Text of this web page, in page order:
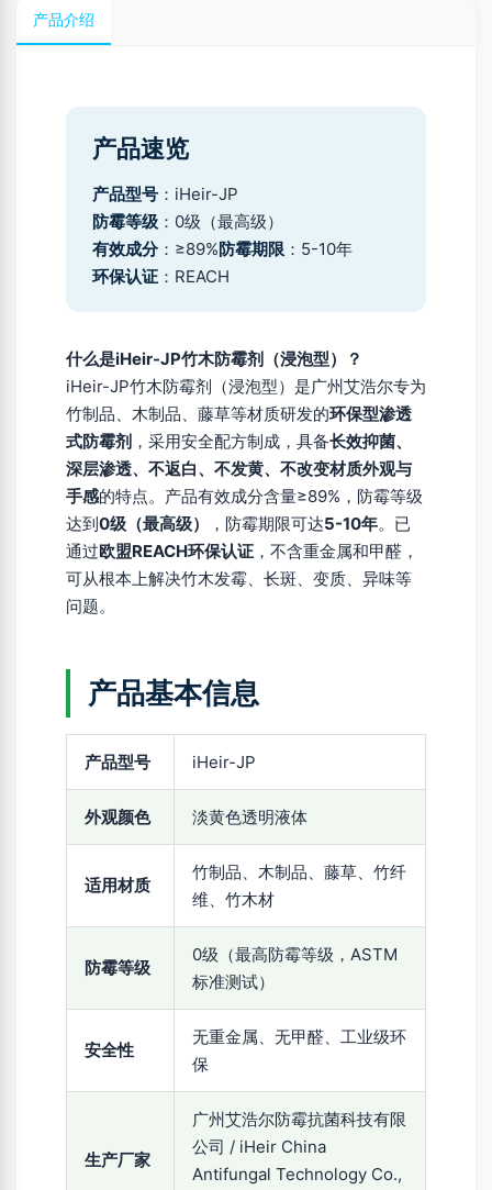
产品介绍
产品速览
产品型号 ：iHeir-JP
防霉等级 ：0级（最高级）
有效成分：≥89%防霉期限 ：5-10年
环保认证 ：REACH
什么是iHeir-JP竹木防霉剂（浸泡型）？
iHeir-JP竹木防霉剂（浸泡型）是广州艾浩尔专为
竹制品、木制品、藤草等材质研发的环保型渗透
式防霉剂 ，采用安全配方制成，具备长效抑菌、
深层渗透、不返白、不发黄、不改变材质外观与
手感的特点。产品有效成分含量≥89%，防霉等级
达到0级（最高级） ，防霉期限可达5-10年。已
通过欧盟REACH环保认证 ，不含重金属和甲醛，
可从根本上解决竹木发霉、长斑、变质、异味等
问题。
产品基本信息
产品型号 iHeir-JP
外观颜色 淡黄色透明液体
适用材质
竹制品、木制品、藤草、竹纤
维、竹木材
防霉等级
0级（最高防霉等级，ASTM
标准测试）
安全性
无重金属、无甲醛、工业级环
保
生产厂家
广州艾浩尔防霉抗菌科技有限
公司 / iHeir China
Antifungal Technology Co.,